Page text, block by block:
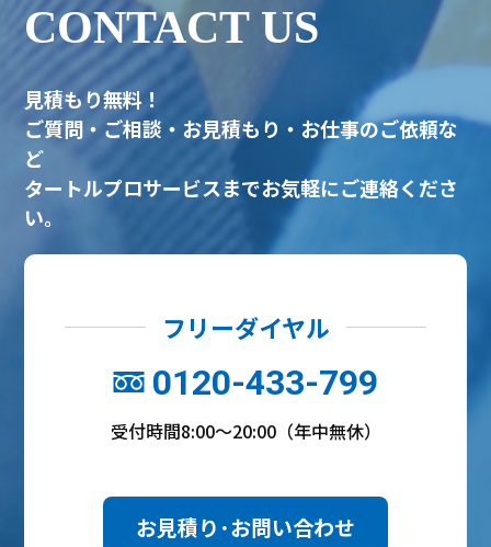
CONTACT US
見積もり無料！
ご質問・ご相談・お見積もり・お仕事のご依頼な
ど
タートルプロサービスまでお気軽にご連絡くださ
い。
フリーダイヤル
0120-433-799
受付時間8:00～20:00（年中無休）
お見積り･お問い合わせ